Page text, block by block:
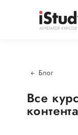
Блог
Все
контента